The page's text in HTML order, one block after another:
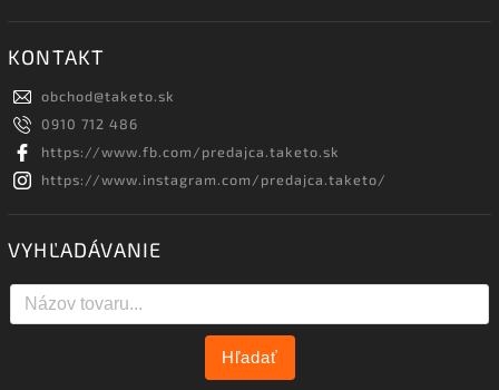
KONTAKT
obchod@taketo.sk
0910 712 486
https://www.fb.com/predajca.taketo.sk
https://www.instagram.com/predajca.taketo/
VYHĽADÁVANIE
Hľadať